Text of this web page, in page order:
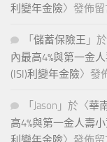
利變年金險〉發佈留
「 儲蓄保險王 」
內最高4%與第一金
(ISI)利變年金險〉發
「 Jason 」於〈華
高4%與第一金人壽